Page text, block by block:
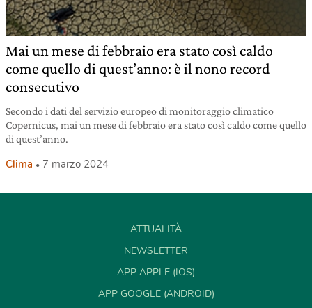
Mai un mese di febbraio era stato così caldo
come quello di quest’anno: è il nono record
consecutivo
Secondo i dati del servizio europeo di monitoraggio climatico
Copernicus, mai un mese di febbraio era stato così caldo come quello
di quest’anno.
Clima 7 marzo 2024
ATTUALITÀ
NEWSLETTER
APP APPLE (IOS)
APP GOOGLE (ANDROID)